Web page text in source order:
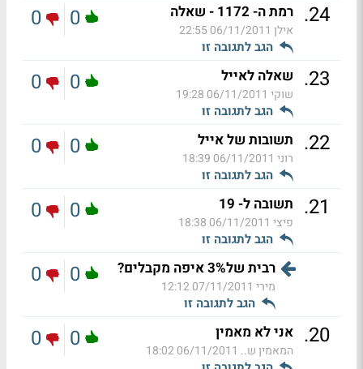
24
. רמת ה- 1172 - שאלה
אילן 06/11/2011 22:55
הגב לתגובה זו
0
0
23
. שאלה לאייל
שוקי 06/11/2011 19:28
הגב לתגובה זו
0
0
22
. תשובות של אייל
רוני 06/11/2011 18:39
הגב לתגובה זו
0
0
21
. תשובה ל- 19
פיצי 06/11/2011 18:38
הגב לתגובה זו
0
0
רבית של3% איפה מקבלים?
מירי 07/11/2011 12:12
הגב לתגובה זו
0
0
20
. אני לא מאמין
המאמין ש.. 06/11/2011 18:02
0
0